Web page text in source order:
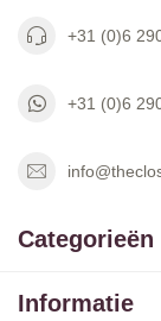
+31 (0)6
+31 (0)6
Categorieën
Informatie